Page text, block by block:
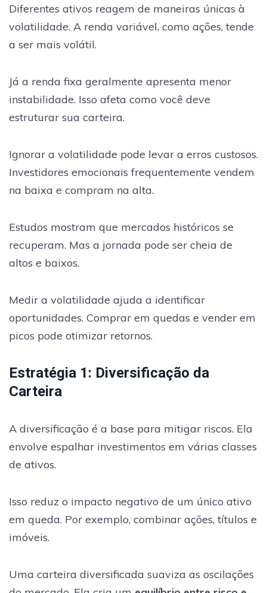
Diferentes ativos reagem de maneiras únicas à
volatilidade. A renda variável, como ações, tende
a ser mais volátil.
Já a renda fixa geralmente apresenta menor
instabilidade. Isso afeta como você deve
estruturar sua carteira.
Ignorar a volatilidade pode levar a erros custosos.
Investidores emocionais frequentemente vendem
na baixa e compram na alta.
Estudos mostram que mercados históricos se
recuperam. Mas a jornada pode ser cheia de
altos e baixos.
Medir a volatilidade ajuda a identificar
oportunidades. Comprar em quedas e vender em
picos pode otimizar retornos.
Estratégia 1: Diversificação da
Carteira
A diversificação é a base para mitigar riscos. Ela
envolve espalhar investimentos em várias classes
de ativos.
Isso reduz o impacto negativo de um único ativo
em queda. Por exemplo, combinar ações, títulos e
imóveis.
Uma carteira diversificada suaviza as oscilações